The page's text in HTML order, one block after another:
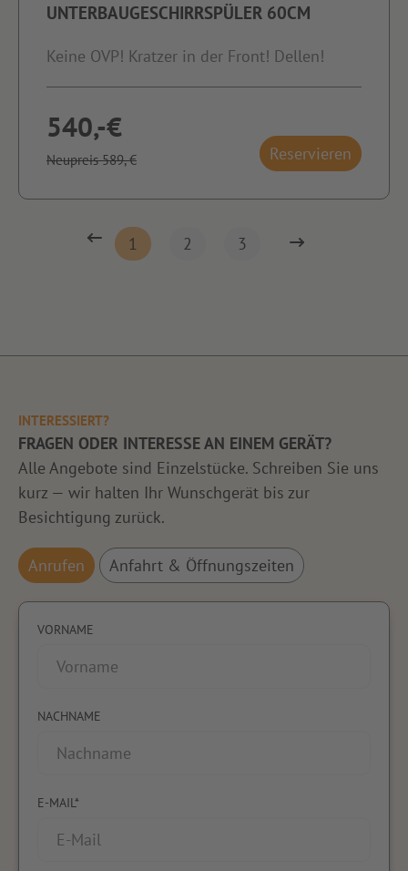
UNTERBAUGESCHIRRSPÜLER 60CM
Keine OVP! Kratzer in der Front! Dellen!
540,-€
Neupreis 589,-€ Reservieren
1 2 3
INTERESSIERT?
FRAGEN ODER INTERESSE AN EINEM GERÄT?
Alle Angebote sind Einzelstücke. Schreiben Sie uns
kurz — wir halten Ihr Wunschgerät bis zur
Besichtigung zurück.
Anrufen Anfahrt & Öffnungszeiten
VORNAME
NACHNAME
E-MAIL*